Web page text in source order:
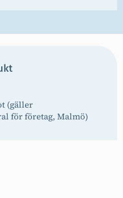
(gäller
för företag, Malmö)